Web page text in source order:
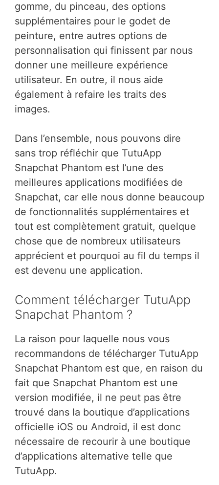
gomme, du pinceau, des options
supplémentaires pour le godet de
peinture, entre autres options de
personnalisation qui finissent par nous
donner une meilleure expérience
utilisateur. En outre, il nous aide
également à refaire les traits des
images.
Dans l’ensemble, nous pouvons dire
sans trop réfléchir que TutuApp
Snapchat Phantom est l’une des
meilleures applications modifiées de
Snapchat, car elle nous donne beaucoup
de fonctionnalités supplémentaires et
tout est complètement gratuit, quelque
chose que de nombreux utilisateurs
apprécient et pourquoi au fil du temps il
est devenu une application.
Comment télécharger TutuApp
Snapchat Phantom ?
La raison pour laquelle nous vous
recommandons de télécharger TutuApp
Snapchat Phantom est que, en raison du
fait que Snapchat Phantom est une
version modifiée, il ne peut pas être
trouvé dans la boutique d’applications
officielle iOS ou Android, il est donc
nécessaire de recourir à une boutique
d’applications alternative telle que
TutuApp.